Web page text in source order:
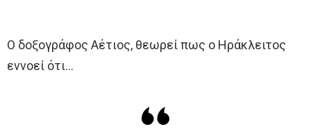
Ο δοξογράφος Αέτιος, θεωρεί πως ο Ηράκλειτος
εννοεί ότι…